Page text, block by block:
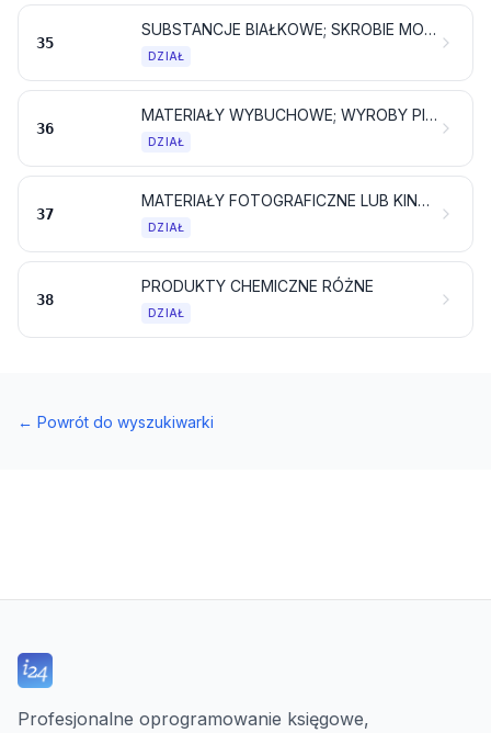
35
SUBSTANCJE BIAŁKOWE; SKROBIE MODYFIKOWANE; KLEJE; ENZYMY
DZIAŁ
36
MATERIAŁY WYBUCHOWE; WYROBY PIROTECHNICZNE; ZAPAŁKI; STOPY PIROFORYCZNE; NIEKTÓRE MATERIAŁY ŁATWO PALNE
DZIAŁ
37
MATERIAŁY FOTOGRAFICZNE LUB KINEMATOGRAFICZNE
DZIAŁ
38
PRODUKTY CHEMICZNE RÓŻNE
DZIAŁ
← Powrót do wyszukiwarki
Profesjonalne oprogramowanie księgowe,